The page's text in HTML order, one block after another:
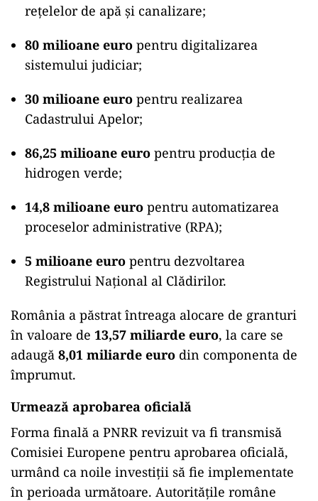
rețelelor de apă și canalizare;
80 milioane euro pentru digitalizarea
sistemului judiciar;
30 milioane euro pentru realizarea
Cadastrului Apelor;
86,25 milioane euro pentru producția de
hidrogen verde;
14,8 milioane euro pentru automatizarea
proceselor administrative (RPA);
5 milioane euro pentru dezvoltarea
Registrului Național al Clădirilor.
România a păstrat întreaga alocare de granturi
în valoare de 13,57 miliarde euro, la care se
adaugă 8,01 miliarde euro din componenta de
împrumut.
Urmează aprobarea oficială
Forma finală a PNRR revizuit va fi transmisă
Comisiei Europene pentru aprobarea oficială,
urmând ca noile investiții să fie implementate
în perioada următoare. Autoritățile române